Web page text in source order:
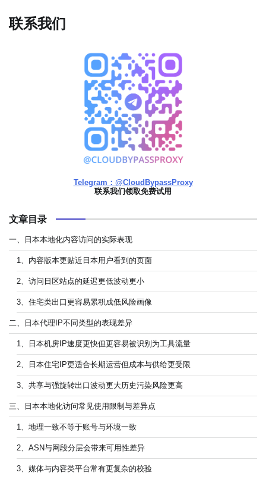
联系我们
Telegram：@CloudBypassProxy
联系我们领取免费试用
文章目录
一、日本本地化内容访问的实际表现
1、内容版本更贴近日本用户看到的页面
2、访问日区站点的延迟更低波动更小
3、住宅类出口更容易累积成低风险画像
二、日本代理IP不同类型的表现差异
1、日本机房IP速度更快但更容易被识别为工具流量
2、日本住宅IP更适合长期运营但成本与供给更受限
3、共享与强旋转出口波动更大历史污染风险更高
三、日本本地化访问常见使用限制与差异点
1、地理一致不等于账号与环境一致
2、ASN与网段分层会带来可用性差异
3、媒体与内容类平台常有更复杂的校验